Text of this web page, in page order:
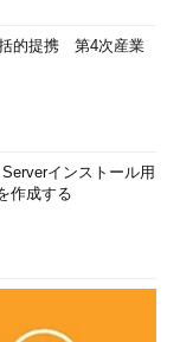
的提携 第4次産業
インストール用
作成する